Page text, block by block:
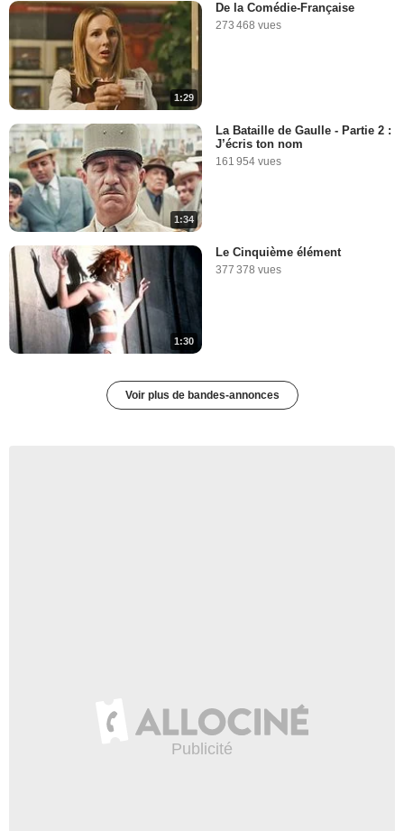
1:29
De la Comédie-Française
273 468 vues
1:34
La Bataille de Gaulle - Partie 2 :
J’écris ton nom
161 954 vues
1:30
Le Cinquième élément
377 378 vues
Voir plus de bandes-annonces